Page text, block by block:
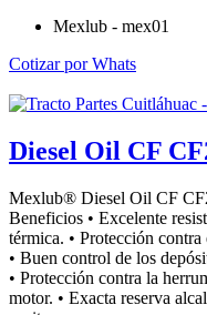
Mexlub - mex01
Cotizar por Whats
Diesel Oil CF
Mexlub® Diesel Oil CF
Beneficios • Excelente
térmica. • Protección
• Buen control de los
• Protección contra la
motor. • Exacta reserva